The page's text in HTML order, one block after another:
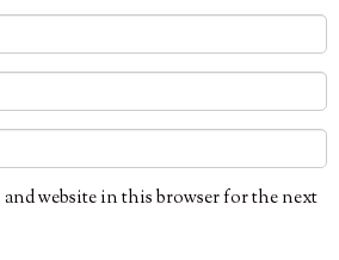
and website in this browser for the next